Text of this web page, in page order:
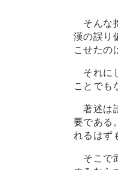
そんな
漢の誤り
こせたの
それに
ことでも
著述は
要である
れるはず
そこで